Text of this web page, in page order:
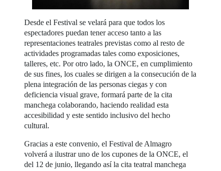
Desde el Festival se velará para que todos los
espectadores puedan tener acceso tanto a las
representaciones teatrales previstas como al resto de
actividades programadas tales como exposiciones,
talleres, etc. Por otro lado, la ONCE, en cumplimiento
de sus fines, los cuales se dirigen a la consecución de la
plena integración de las personas ciegas y con
deficiencia visual grave, formará parte de la cita
manchega colaborando, haciendo realidad esta
accesibilidad y este sentido inclusivo del hecho
cultural.
Gracias a este convenio, el Festival de Almagro
volverá a ilustrar uno de los cupones de la ONCE, el
del 12 de junio, llegando así la cita teatral manchega